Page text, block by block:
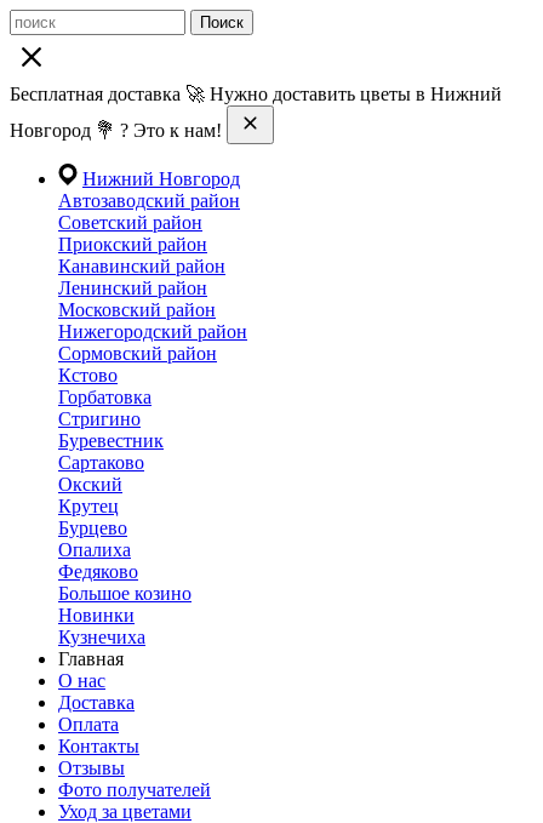
Поиск
Бесплатная доставка 🚀 Нужно доставить цветы в Нижний
Новгород 💐 ? Это к нам!
Нижний Новгород
Автозаводский район
Советский район
Приокский район
Канавинский район
Ленинский район
Московский район
Нижегородский район
Сормовский район
Кстово
Горбатовка
Стригино
Буревестник
Сартаково
Окский
Крутец
Бурцево
Опалиха
Федяково
Большое козино
Новинки
Кузнечиха
Главная
О нас
Доставка
Оплата
Контакты
Отзывы
Фото получателей
Уход за цветами